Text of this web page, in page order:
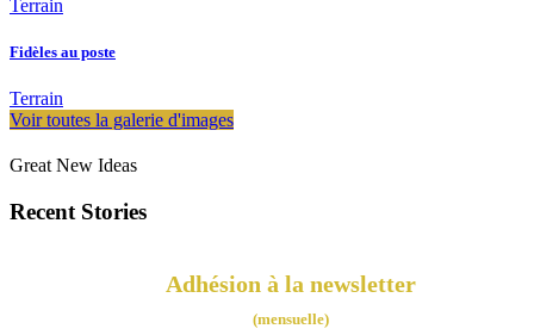
Terrain
Fidèles au poste
Terrain
Voir toutes la galerie d'images
Great New Ideas
Recent Stories
Adhésion à la newsletter
(mensuelle)